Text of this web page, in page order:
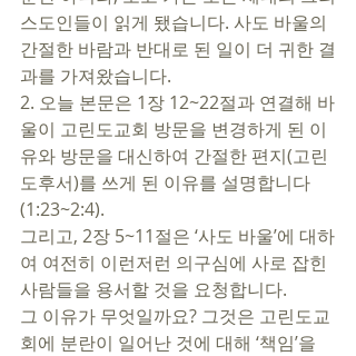
스도인들이 읽게 됐습니다. 사도 바울의
간절한 바람과 반대로 된 일이 더 귀한 결
과를 가져왔습니다.
2. 오늘 본문은 1장 12~22절과 연결해 바
울이 고린도교회 방문을 변경하게 된 이
유와 방문을 대신하여 간절한 편지(고린
도후서)를 쓰게 된 이유를 설명합니다
(1:23~2:4).
그리고, 2장 5~11절은 ‘사도 바울’에 대하
여 여전히 이런저런 의구심에 사로 잡힌
사람들을 용서할 것을 요청합니다.
그 이유가 무엇일까요? 그것은 고린도교
회에 분란이 일어난 것에 대해 ‘책임’을